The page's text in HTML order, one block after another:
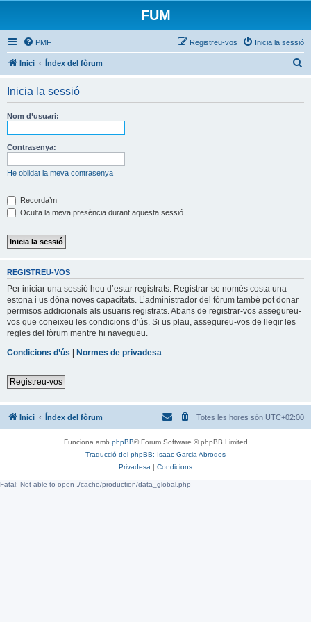
FUM
PMF Inicia la sessió
Registreu-vos
Inici Índex del fòrum
Inicia la sessió
Nom d’usuari:
Contrasenya:
He oblidat la meva contrasenya
Recorda’m
Oculta la meva presència durant aquesta sessió
REGISTREU-VOS
Per iniciar una sessió heu d’estar registrats. Registrar-se només costa una
estona i us dóna noves capacitats. L’administrador del fòrum també pot donar
permisos addicionals als usuaris registrats. Abans de registrar-vos assegureu-
vos que coneixeu les condicions d’ús. Si us plau, assegureu-vos de llegir les
regles del fòrum mentre hi navegueu.
Condicions d’ús | Normes de privadesa
Registreu-vos
Inici Índex del fòrum Totes les hores són UTC+02:00
Funciona amb phpBB® Forum Software © phpBB Limited
Traducció del phpBB: Isaac Garcia Abrodos
Privadesa | Condicions
Fatal: Not able to open ./cache/production/data_global.php